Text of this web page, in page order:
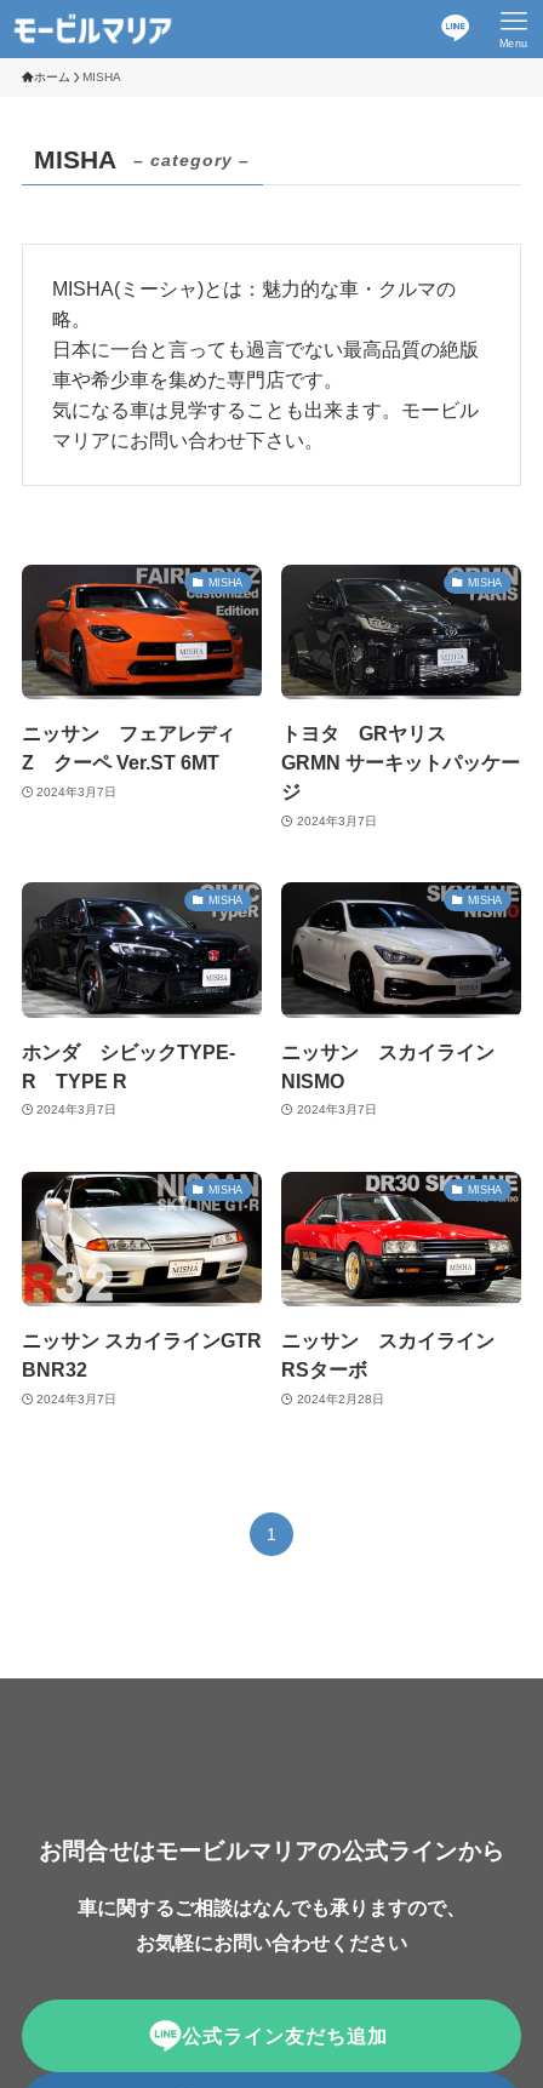
Menu
ホーム MISHA
MISHA – category –
MISHA(ミーシャ)とは：魅力的な車・クルマの
略。
日本に一台と言っても過言でない最高品質の絶版
車や希少車を集めた専門店です。
気になる車は見学することも出来ます。モービル
マリアにお問い合わせ下さい。
MISHA
ニッサン フェアレディ
Z クーペ Ver.ST 6MT
2024年3月7日
MISHA
トヨタ GRヤリス
GRMN サーキットパッケー
ジ
2024年3月7日
MISHA
ホンダ シビックTYPE-
R TYPE R
2024年3月7日
MISHA
ニッサン スカイライン
NISMO
2024年3月7日
MISHA
ニッサン スカイラインGTR
BNR32
2024年3月7日
MISHA
ニッサン スカイライン
RSターボ
2024年2月28日
1
お問合せはモービルマリアの公式ラインから
車に関するご相談はなんでも承りますので、
お気軽にお問い合わせください
公式ライン友だち追加